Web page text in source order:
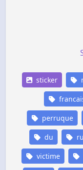
sticker
perruque
du
victime